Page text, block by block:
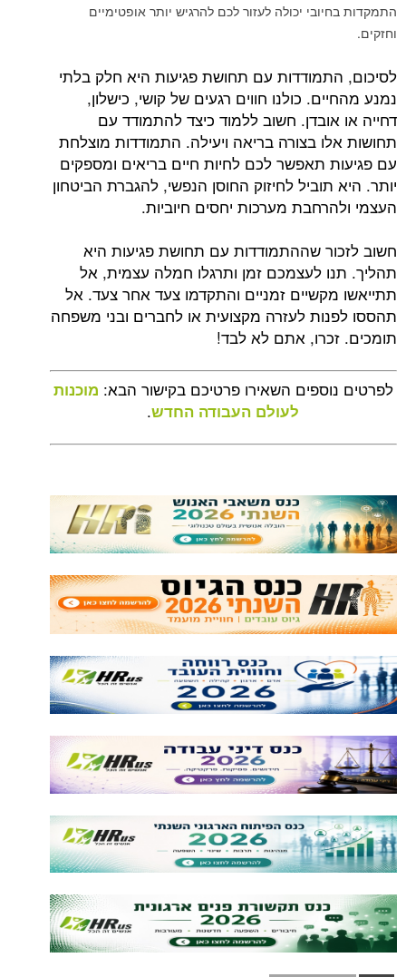
התמקדות בחיובי יכולה לעזור לכם להרגיש יותר אופטימיים
וחזקים.
לסיכום, התמודדות עם תחושת פגיעות היא חלק בלתי
נמנע מהחיים. כולנו חווים רגעים של קושי, כישלון,
דחייה או אובדן. חשוב ללמוד כיצד להתמודד עם
תחושות אלו בצורה בריאה ויעילה. התמודדות מוצלחת
עם פגיעות תאפשר לכם לחיות חיים בריאים ומספקים
יותר. היא תוביל לחיזוק החוסן הנפשי, להגברת הביטחון
העצמי ולהרחבת מערכות יחסים חיוביות.
חשוב לזכור שההתמודדות עם תחושת פגיעות היא
תהליך. תנו לעצמכם זמן ותרגלו חמלה עצמית, אל
תתייאשו מקשיים זמניים והתקדמו צעד אחר צעד. אל
תהססו לפנות לעזרה מקצועית או לחברים ובני משפחה
תומכים. זכרו, אתם לא לבד!
לפרטים נוספים השאירו פרטיכם בקישור הבא: מוכנות
לעולם העבודה החדש.